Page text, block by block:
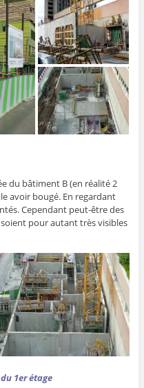
du bâtiment B (en réalité 2
avoir bougé. En regardant
Cependant peut-être des
pour autant très visibles
1er étage